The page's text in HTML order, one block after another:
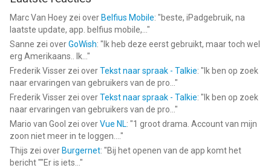
Marc Van Hoey zei over Belfius Mobile: "beste, iPadgebruik, na
laatste update, app. belfius mobile,... "
Sanne zei overGoWish: " Ik heb deze eerst gebruikt, maar toch wel
erg Amerikaans.. Ik... "
Frederik Visser zei overTekst naar spraak - Talkie: " Ik ben op zoek
naar ervaringen van gebruikers van de pro... "
Frederik Visser zei overTekst naar spraak - Talkie: " Ik ben op zoek
naar ervaringen van gebruikers van de pro... "
Mario van Gool zei overVue NL: "1 groot drama. Account van mijn
zoon niet meer in te loggen.... "
Thijs zei over Burgernet: "Bij het openen van de app komt het
bericht ""Er is iets... "